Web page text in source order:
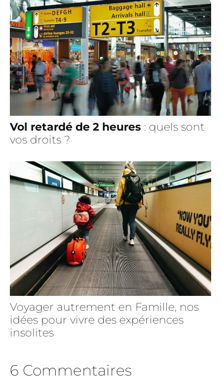
Vol retardé de 2 heures : quels sont
vos droits ?
Voyager autrement en Famille, nos
idées pour vivre des expériences
insolites
6 Commentaires